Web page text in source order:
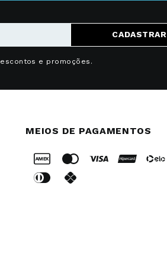
CADASTRAR
e promoções.
MEIOS DE PAGAMENTOS